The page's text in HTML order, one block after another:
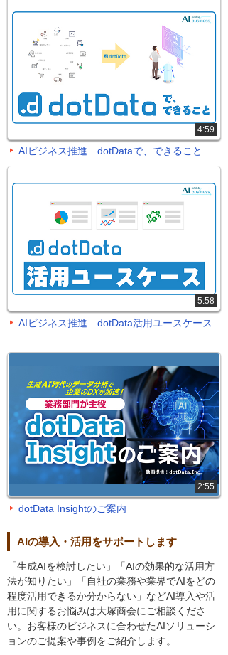
4:59
AIビジネス推進 dotDataで、できること
5:58
AIビジネス推進 dotData活用ユースケース
2:55
dotData Insightのご案内
AIの導入・活用をサポートします
「生成AIを検討したい」「AIの効果的な活用方
法が知りたい」「自社の業務や業界でAIをどの
程度活用できるか分からない」などAI導入や活
用に関するお悩みは大塚商会にご相談くださ
い。お客様のビジネスに合わせたAIソリューシ
ョンのご提案や事例をご紹介します。